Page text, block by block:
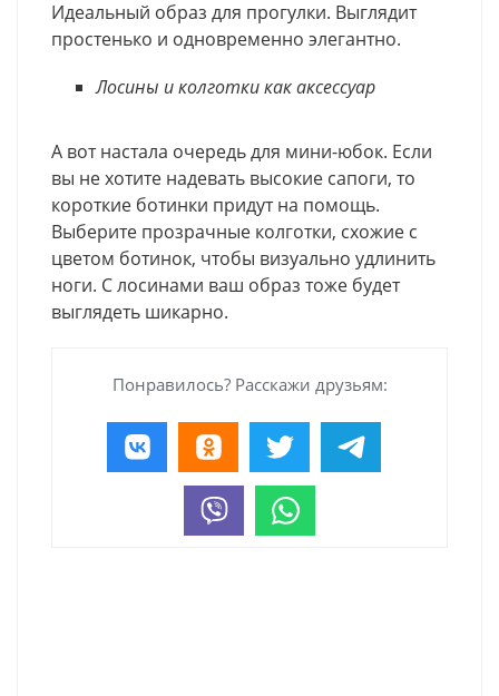
Идеальный образ для прогулки. Выглядит
простенько и одновременно элегантно.
Лосины и колготки как аксессуар
А вот настала очередь для мини-юбок. Если
вы не хотите надевать высокие сапоги, то
короткие ботинки придут на помощь.
Выберите прозрачные колготки, схожие с
цветом ботинок, чтобы визуально удлинить
ноги. С лосинами ваш образ тоже будет
выглядеть шикарно.
Понравилось? Расскажи друзьям: